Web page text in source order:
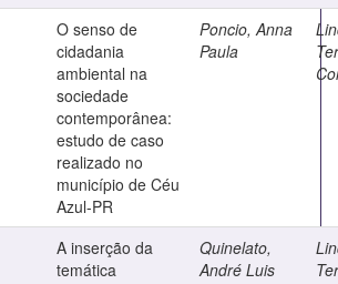
O senso de
cidadania
ambiental na
sociedade
contemporânea:
estudo de caso
realizado no
município de Céu
Azul-PR
Poncio, Anna
Paula
A inserção da
temática
Quinelato,
André Luis